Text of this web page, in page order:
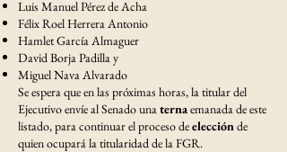
Luis Manuel Pérez de Acha
Félix Roel Herrera Antonio
Hamlet García Almaguer
David Borja Padilla y
Miguel Nava Alvarado
Se espera que en las próximas horas, la titular del
Ejecutivo envíe al Senado unaternaemanada de este
listado, para continuar el proceso deelecciónde
quien ocupará la titularidad de la FGR.